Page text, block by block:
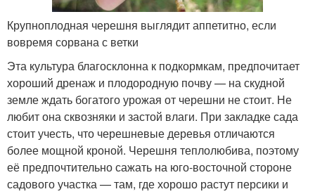
Крупноплодная черешня выглядит аппетитно, если
вовремя сорвана с ветки
Эта культура благосклонна к подкормкам, предпочитает
хороший дренаж и плодородную почву — на скудной
земле ждать богатого урожая от черешни не стоит. Не
любит она сквозняки и застой влаги. При закладке сада
стоит учесть, что черешневые деревья отличаются
более мощной кроной. Черешня теплолюбива, поэтому
её предпочтительно сажать на юго-восточной стороне
садового участка — там, где хорошо растут персики и